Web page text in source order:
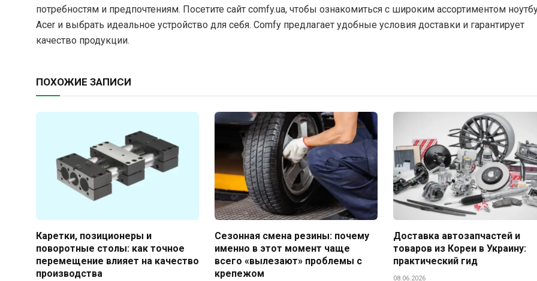
потребностям и предпочтениям. Посетите сайт comfy.ua, чтобы ознакомиться с широким ассортиментом
Acer и выбрать идеальное устройство для себя. Comfy предлагает удобные условия доставки и гарантирует
качество продукции.
ПОХОЖИЕ ЗАПИСИ
Каретки, позиционеры и
поворотные столы: как точное
перемещение влияет на качество
производства
Сезонная смена резины: почему
именно в этот момент чаще
всего «вылезают» проблемы с
крепежом
Доставка автозапчастей и
товаров из Кореи в Украину:
практический гид
08.06.2026